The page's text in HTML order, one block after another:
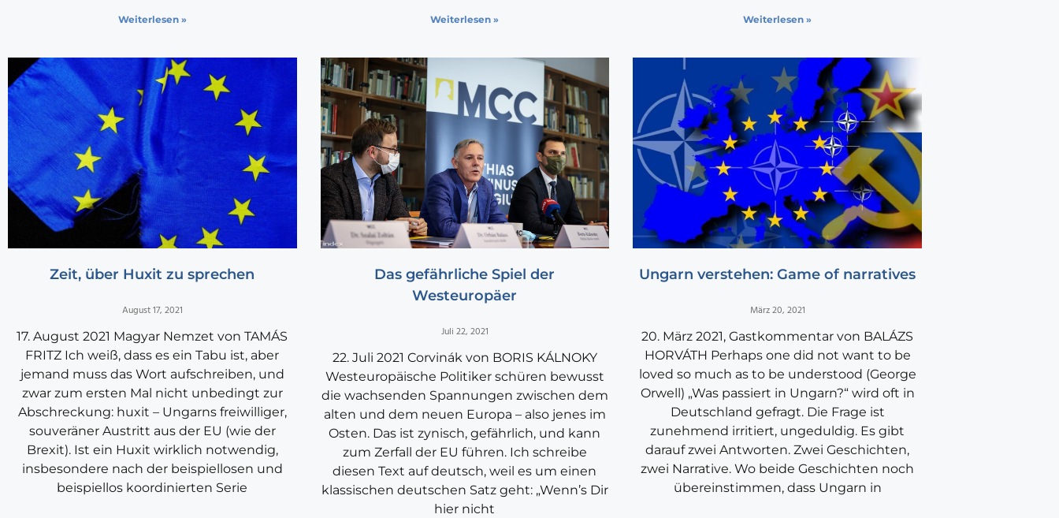
Weiterlesen » Weiterlesen » Weiterlesen »
Zeit, über Huxit zu sprechen
August 17, 2021
17. August 2021 Magyar Nemzet von TAMÁS
FRITZ Ich weiß, dass es ein Tabu ist, aber
jemand muss das Wort aufschreiben, und
zwar zum ersten Mal nicht unbedingt zur
Abschreckung: huxit – Ungarns freiwilliger,
souveräner Austritt aus der EU (wie der
Brexit). Ist ein Huxit wirklich notwendig,
insbesondere nach der beispiellosen und
beispiellos koordinierten Serie
Das gefährliche Spiel der
Westeuropäer
Juli 22, 2021
22. Juli 2021 Corvinák von BORIS KÁLNOKY
Westeuropäische Politiker schüren bewusst
die wachsenden Spannungen zwischen dem
alten und dem neuen Europa – also jenes im
Osten. Das ist zynisch, gefährlich, und kann
zum Zerfall der EU führen. Ich schreibe
diesen Text auf deutsch, weil es um einen
klassischen deutschen Satz geht: „Wenn’s Dir
hier nicht
Ungarn verstehen: Game of narratives
März 20, 2021
20. März 2021, Gastkommentar von BALÁZS
HORVÁTH Perhaps one did not want to be
loved so much as to be understood (George
Orwell) „Was passiert in Ungarn?“ wird oft in
Deutschland gefragt. Die Frage ist
zunehmend irritiert, ungeduldig. Es gibt
darauf zwei Antworten. Zwei Geschichten,
zwei Narrative. Wo beide Geschichten noch
übereinstimmen, dass Ungarn in